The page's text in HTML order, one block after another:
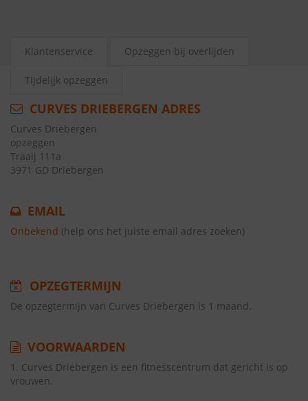
Klantenservice Opzeggen bij overlijden
Tijdelijk opzeggen
CURVES DRIEBERGEN ADRES
Curves Driebergen
opzeggen
Traaij 111a
3971 GD Driebergen
EMAIL
Onbekend (help ons het juiste email adres zoeken)
OPZEGTERMIJN
De opzegtermijn van Curves Driebergen is 1 maand.
VOORWAARDEN
1. Curves Driebergen is een fitnesscentrum dat gericht is op
vrouwen.